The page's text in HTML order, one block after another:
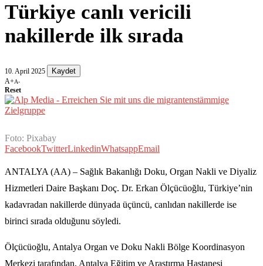
Türkiye canlı vericili
nakillerde ilk sırada
10. April 2025 Kaydet
A+A-
Reset
Foto: Pixabay
FacebookTwitterLinkedinWhatsappEmail
ANTALYA (AA) – Sağlık Bakanlığı Doku, Organ Nakli ve Diyaliz
Hizmetleri Daire Başkanı Doç. Dr. Erkan Ölçücüoğlu, Türkiye’nin
kadavradan nakillerde dünyada üçüncü, canlıdan nakillerde ise
birinci sırada olduğunu söyledi.
Ölçücüoğlu, Antalya Organ ve Doku Nakli Bölge Koordinasyon
Merkezi tarafından, Antalya Eğitim ve Araştırma Hastanesi